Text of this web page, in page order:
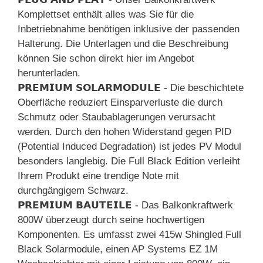
Komplettset enthält alles was Sie für die
Inbetriebnahme benötigen inklusive der passenden
Halterung. Die Unterlagen und die Beschreibung
können Sie schon direkt hier im Angebot
herunterladen.
𝗣𝗥𝗘𝗠𝗜𝗨𝗠 𝗦𝗢𝗟𝗔𝗥𝗠𝗢𝗗𝗨𝗟𝗘 - Die beschichtete
Oberfläche reduziert Einsparverluste die durch
Schmutz oder Staubablagerungen verursacht
werden. Durch den hohen Widerstand gegen PID
(Potential Induced Degradation) ist jedes PV Modul
besonders langlebig. Die Full Black Edition verleiht
Ihrem Produkt eine trendige Note mit
durchgängigem Schwarz.
𝗣𝗥𝗘𝗠𝗜𝗨𝗠 𝗕𝗔𝗨𝗧𝗘𝗜𝗟𝗘 - Das Balkonkraftwerk
800W überzeugt durch seine hochwertigen
Komponenten. Es umfasst zwei 415w Shingled Full
Black Solarmodule, einen AP Systems EZ 1M